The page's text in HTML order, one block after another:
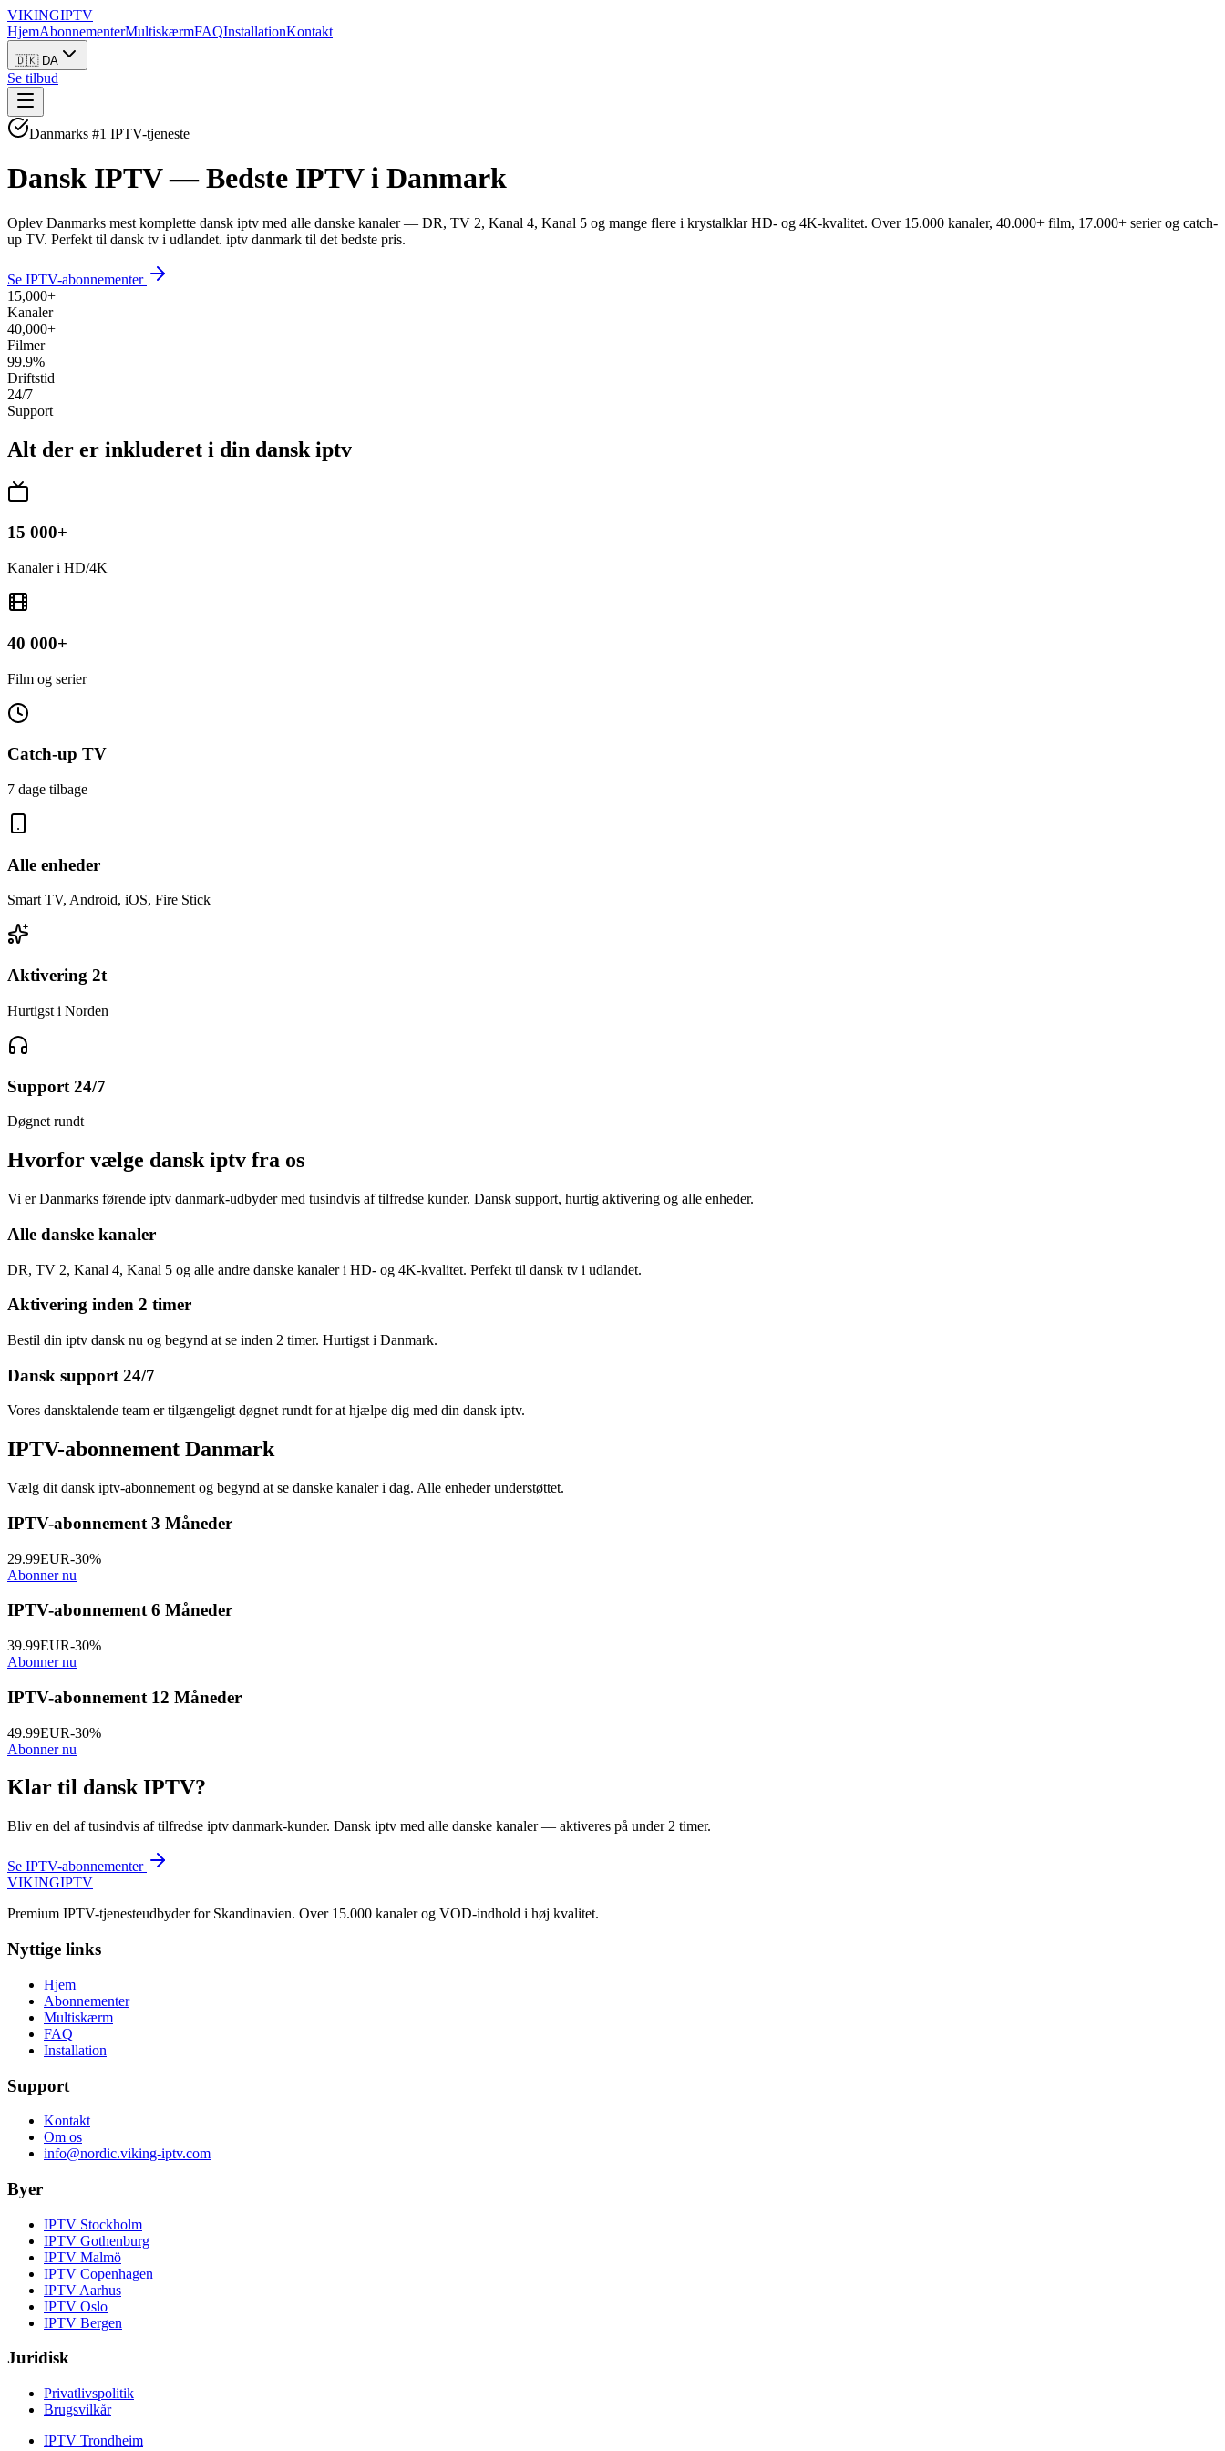
VIKINGIPTV
HjemAbonnementerMultiskærmFAQInstallationKontakt
🇩🇰 DA
Se tilbud
Danmarks #1 IPTV-tjeneste
Dansk IPTV — Bedste IPTV i Danmark
Oplev Danmarks mest komplette dansk iptv med alle danske kanaler — DR, TV 2, Kanal 4, Kanal 5 og mange flere i krystalklar HD- og 4K-kvalitet. Over 15.000 kanaler, 40.000+ film, 17.000+ serier og catch-
up TV. Perfekt til dansk tv i udlandet. iptv danmark til det bedste pris.
Se IPTV-abonnementer
15,000+
Kanaler
40,000+
Filmer
99.9%
Driftstid
24/7
Support
Alt der er inkluderet i din dansk iptv
15 000+
Kanaler i HD/4K
40 000+
Film og serier
Catch-up TV
7 dage tilbage
Alle enheder
Smart TV, Android, iOS, Fire Stick
Aktivering 2t
Hurtigst i Norden
Support 24/7
Døgnet rundt
Hvorfor vælge dansk iptv fra os
Vi er Danmarks førende iptv danmark-udbyder med tusindvis af tilfredse kunder. Dansk support, hurtig aktivering og alle enheder.
Alle danske kanaler
DR, TV 2, Kanal 4, Kanal 5 og alle andre danske kanaler i HD- og 4K-kvalitet. Perfekt til dansk tv i udlandet.
Aktivering inden 2 timer
Bestil din iptv dansk nu og begynd at se inden 2 timer. Hurtigst i Danmark.
Dansk support 24/7
Vores dansktalende team er tilgængeligt døgnet rundt for at hjælpe dig med din dansk iptv.
IPTV-abonnement Danmark
Vælg dit dansk iptv-abonnement og begynd at se danske kanaler i dag. Alle enheder understøttet.
IPTV-abonnement 3 Måneder
29.99EUR-30%
Abonner nu
IPTV-abonnement 6 Måneder
39.99EUR-30%
Abonner nu
IPTV-abonnement 12 Måneder
49.99EUR-30%
Abonner nu
Klar til dansk IPTV?
Bliv en del af tusindvis af tilfredse iptv danmark-kunder. Dansk iptv med alle danske kanaler — aktiveres på under 2 timer.
Se IPTV-abonnementer
VIKINGIPTV
Premium IPTV-tjenesteudbyder for Skandinavien. Over 15.000 kanaler og VOD-indhold i høj kvalitet.
Nyttige links
Hjem
Abonnementer
Multiskærm
FAQ
Installation
Support
Kontakt
Om os
info@nordic.viking-iptv.com
Byer
IPTV Stockholm
IPTV Gothenburg
IPTV Malmö
IPTV Copenhagen
IPTV Aarhus
IPTV Oslo
IPTV Bergen
Juridisk
Privatlivspolitik
Brugsvilkår
IPTV Trondheim